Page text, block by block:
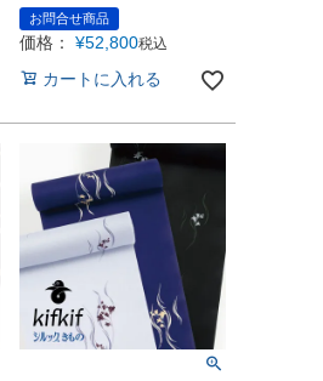
お問合せ商品
価格： ¥52,800税込
カートに入れる